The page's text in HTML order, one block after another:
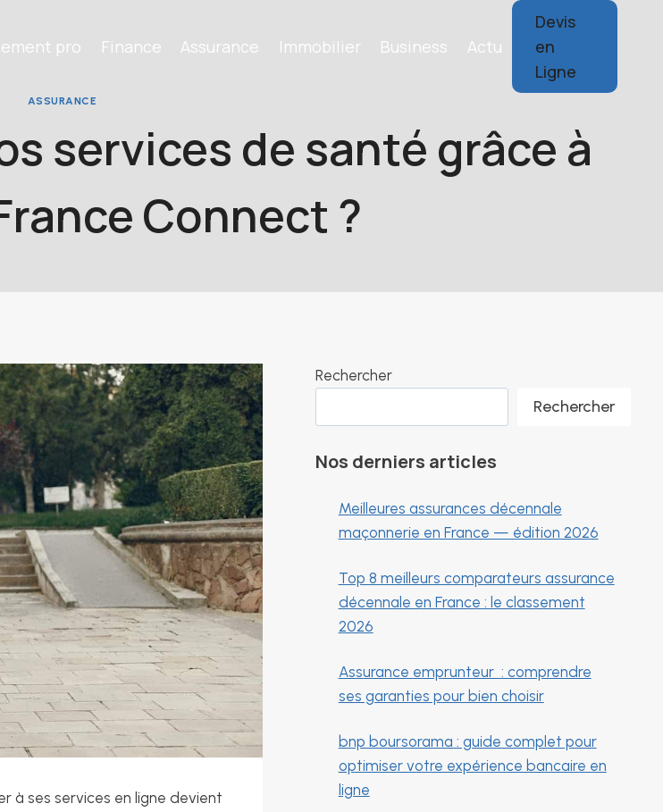
pro Finance Assurance Immobilier Business Actu
Devis
en
Ligne
ASSURANCE
services de santé grâce à
Connect ?
à ses services en ligne devient
Rechercher
Rechercher
Nos derniers articles
Meilleures assurances décennale
maçonnerie en France — édition 2026
Top 8 meilleurs comparateurs assurance
décennale en France : le classement
2026
Assurance emprunteur : comprendre
ses garanties pour bien choisir
bnp boursorama : guide complet pour
optimiser votre expérience bancaire en
ligne